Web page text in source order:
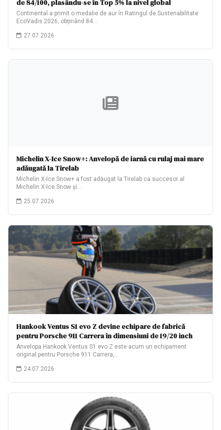
de 84/100, plasându-se în Top 5% la nivel global
Continental a primit o medalie de aur în Ratingul de Sustenabilitate
EcoVadis 2026, obținând 84…
27.07.2026
Michelin X-Ice Snow+: Anvelopă de iarnă cu rulaj mai mare
adăugată la Tirelab
Michelin X-Ice Snow+ a fost adăugat la Tirelab ca succesor al
Michelin X-Ice Snow și…
25.07.2026
Hankook Ventus S1 evo Z devine echipare de fabrică
pentru Porsche 911 Carrera în dimensiuni de 19/20 inch
Anvelopa Hankook Ventus S1 evo Z este acum un echipament
original pentru Porsche 911 Carrera,…
24.07.2026